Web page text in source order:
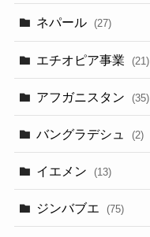
ネパール (27)
エチオピア事業 (21)
アフガニスタン (35)
バングラデシュ (2)
イエメン (13)
ジンバブエ (75)